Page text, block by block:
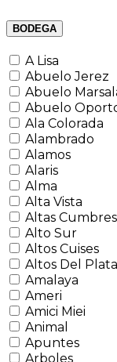
BODEGA
A Lisa
Abuelo Jerez
Abuelo
Abuelo
Ala Colorada
Alambrado
Alamos
Alaris
Alma
Alta Vista
Altas Cumbres
Alto Sur
Altos Cuises
Altos Del Plata
Amalaya
Ameri
Amici Miei
Animal
Apuntes
Arboles